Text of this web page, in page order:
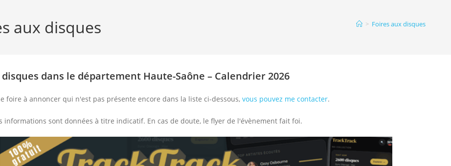
aux disques > Foires aux disques
dans le département Haute-Saône – Calendrier 2026
foire à annoncer qui n'est pas présente encore dans la liste ci-dessous, vous pouvez me contacter.
informations sont données à titre indicatif. En cas de doute, le flyer de l'évènement fait foi.